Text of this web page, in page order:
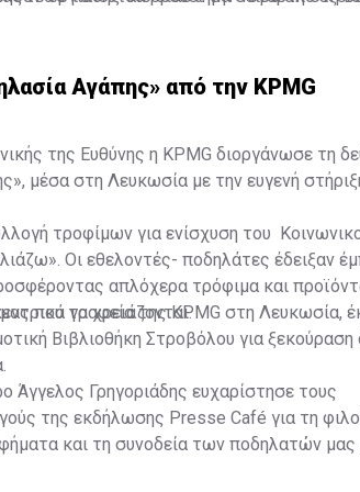
Αγάπης» από την KPMG
της Ευθύνης η KPMG διοργάνωσε τη
μέσα στη Λευκωσία με την ευγενή
τροφίμων για ενίσχυση του
Οι εθελοντές- ποδηλάτες έδειξαν
απλόχερα τρόφιμα και
που τα χρειάζονται.
γραφεία της KPMG στη Λευκωσία,
Βιβλιοθήκη Στροβόλου για ξεκούραση
Άγγελος Γρηγοριάδης ευχαρίστησε τους
της εκδήλωσης Presse Café για τη
και τη συνοδεία των ποδηλατών μας